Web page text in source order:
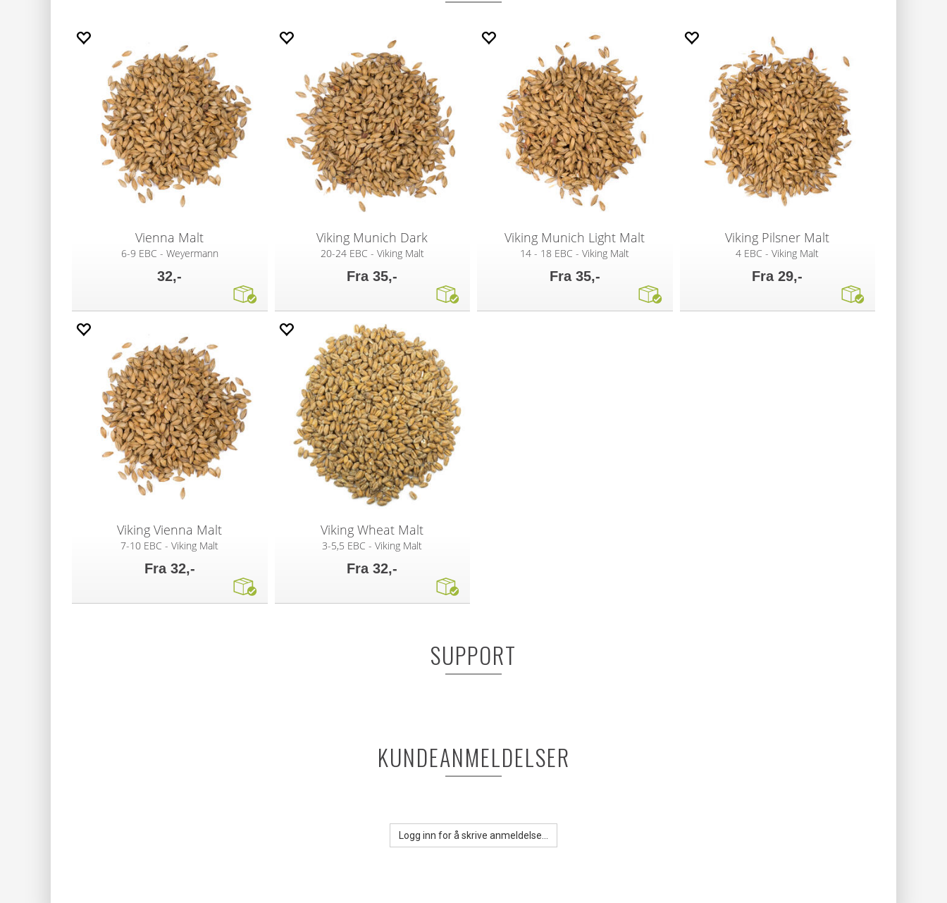
Vienna Malt
6-9 EBC - Weyermann
32,-
Viking Munich Dark
20-24 EBC - Viking Malt
Fra 35,-
Viking Munich Light Malt
14 - 18 EBC - Viking Malt
Fra 35,-
Viking Pilsner Malt
4 EBC - Viking Malt
Fra 29,-
Viking Vienna Malt
7-10 EBC - Viking Malt
Fra 32,-
Viking Wheat Malt
3-5,5 EBC - Viking Malt
Fra 32,-
SUPPORT
KUNDEANMELDELSER
Logg inn for å skrive anmeldelse...